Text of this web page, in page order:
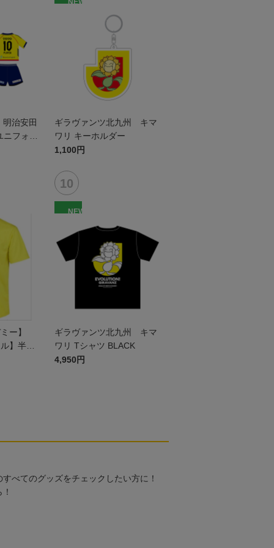
治安田
フォー
NEW
ギラヴァンツ北九州 キマ
ワリ キーホルダー
1,100円
ー】
】半袖
NEW
ギラヴァンツ北九州 キマ
ワリ Tシャツ BLACK
4,950円
べてのグッズをチェックしたい方に！